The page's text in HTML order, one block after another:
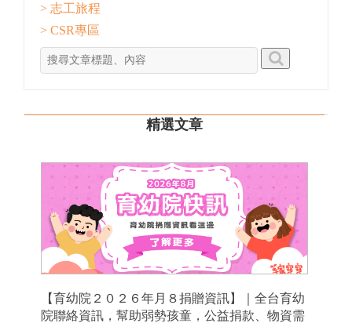
> 志工旅程
> CSR專區
精選文章
【育幼院２０２６年月８捐贈資訊】｜全台育幼
院聯絡資訊，幫助弱勢孩童，公益捐款、物資需